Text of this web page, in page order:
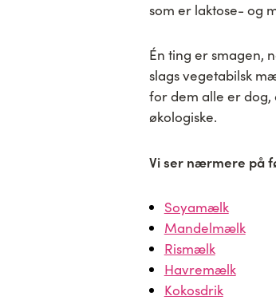
som er laktose- og
Én ting er smagen,
slags vegetabilsk
for dem alle er
økologiske.
Vi ser nærmere på
Soyamælk
Mandelmælk
Rismælk
Havremælk
Kokosdrik